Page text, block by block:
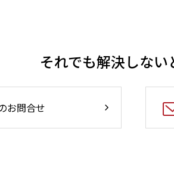
それでも解決しな
お問合せ